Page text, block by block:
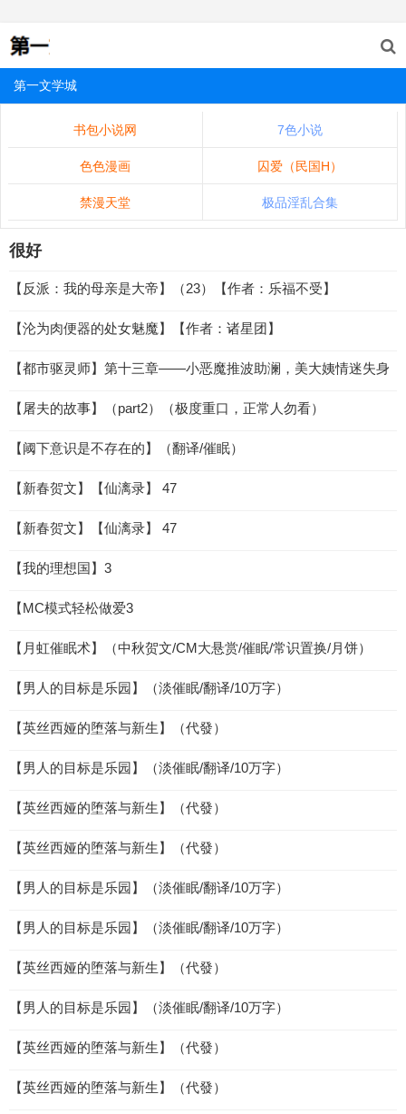
第一文学城
书包小说网 7色小说
色色漫画 囚爱（民国H）
禁漫天堂 极品淫乱合集
很好
【反派：我的母亲是大帝】（23）【作者：乐福不受】
【沦为肉便器的处女魅魔】【作者：诸星团】
【都市驱灵师】第十三章——小恶魔推波助澜，美大姨情迷失身
【屠夫的故事】（part2）（极度重口，正常人勿看）
【阈下意识是不存在的】（翻译/催眠）
【新春贺文】【仙漓录】 47
【新春贺文】【仙漓录】 47
【我的理想国】3
【MC模式轻松做爱3
【月虹催眠术】（中秋贺文/CM大悬赏/催眠/常识置换/月饼）
【男人的目标是乐园】（淡催眠/翻译/10万字）
【英丝西娅的堕落与新生】（代發）
【男人的目标是乐园】（淡催眠/翻译/10万字）
【英丝西娅的堕落与新生】（代發）
【英丝西娅的堕落与新生】（代發）
【男人的目标是乐园】（淡催眠/翻译/10万字）
【男人的目标是乐园】（淡催眠/翻译/10万字）
【英丝西娅的堕落与新生】（代發）
【男人的目标是乐园】（淡催眠/翻译/10万字）
【英丝西娅的堕落与新生】（代發）
【英丝西娅的堕落与新生】（代發）